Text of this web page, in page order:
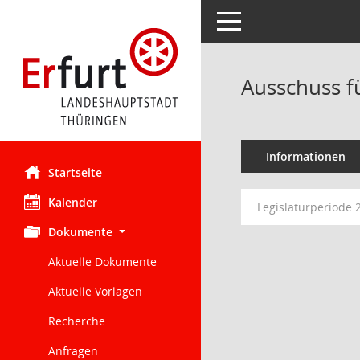
Startseite
Kalender
Dokumente
Aktuelle Dokumente
Aktuelle Vorlagen
Recherche
Anfragen
Toggle navigation
Ausschuss
Informationen
Legislaturperiode